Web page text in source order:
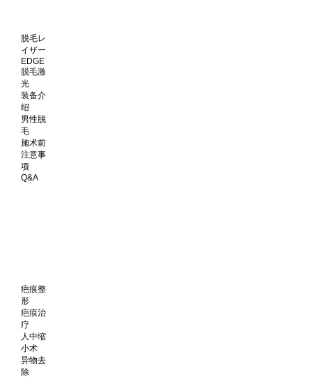
脱毛レ
イザー
EDGE
脱毛激
光
装备介
绍
男性脱
毛
施术前
注意事
项
Q&A
疤痕整
形
疤痕治
疗
人中缩
小术
异物去
除